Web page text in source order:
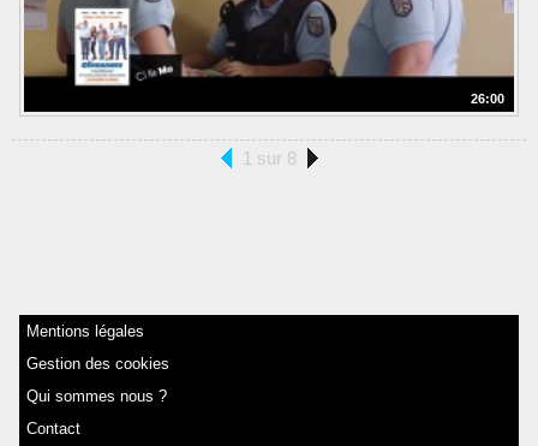
26:00
1 sur 8
Mentions légales
Gestion des cookies
Qui sommes nous ?
Contact